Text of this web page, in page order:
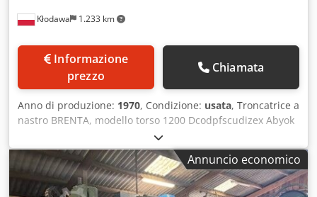
Kłodawa 1.233 km
prezzo
Chiamata
Anno di produzione: 1970, Condizione: usata, Troncatrice a
nastro BRENTA, modello torso 1200 Dcodpfscudizex Abyok
Luogo Gorzow Wielkopolski. Condizioni di consegna Costo
di consegna A carico del cliente Tipo di avvio Da
concordare Descrizione Note Sega a nastro verticale con
lama e ruota in metallo duro, diametro ruota 1200 mm,
Annuncio economico